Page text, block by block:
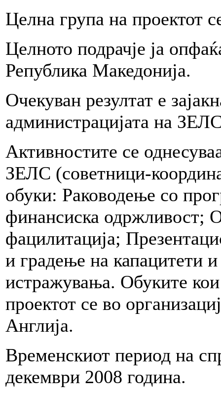
Целна група на проектот
Целното подрачје ја
Република Македонија.
Очекуван резултат е
администрацијата на
Активностите се
ЗЕЛС (советници-
обуки: Раководење со
финансиска одржливост;
фацилитација;
и градење на капацитети
истражувања. Обуките
проектот се во
Англија.
Временскиот период на
декември 2008 година.